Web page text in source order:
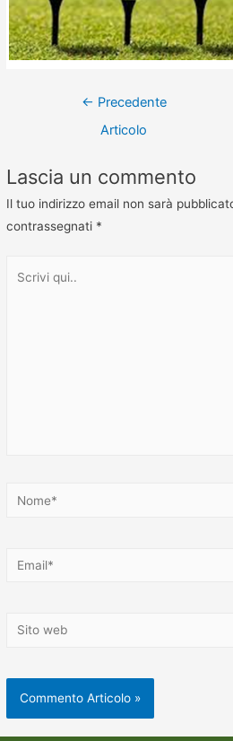
← Precedente
Articolo
Lascia un commento
Il tuo indirizzo email non sarà
contrassegnati *